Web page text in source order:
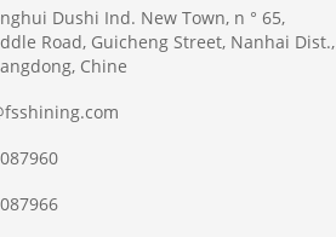
Dushi Ind. New Town, n ° 65,
Road, Guicheng Street, Nanhai Dist.,
Chine